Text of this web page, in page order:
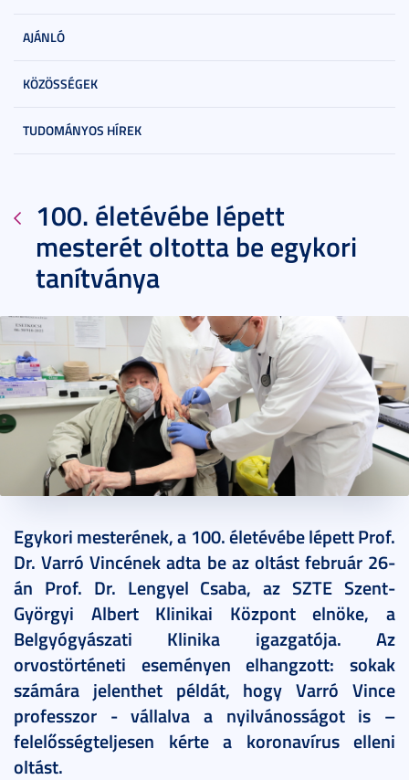
AJÁNLÓ
KÖZÖSSÉGEK
TUDOMÁNYOS HÍREK
100. életévébe lépett
mesterét oltotta be egykori
tanítványa
Egykori mesterének, a 100. életévébe lépett Prof.
Dr. Varró Vincének adta be az oltást február 26-
án Prof. Dr. Lengyel Csaba, az SZTE Szent-
Györgyi Albert Klinikai Központ elnöke, a
Belgyógyászati Klinika igazgatója. Az
orvostörténeti eseményen elhangzott: sokak
számára jelenthet példát, hogy Varró Vince
professzor - vállalva a nyilvánosságot is –
felelősségteljesen kérte a koronavírus elleni
oltást.